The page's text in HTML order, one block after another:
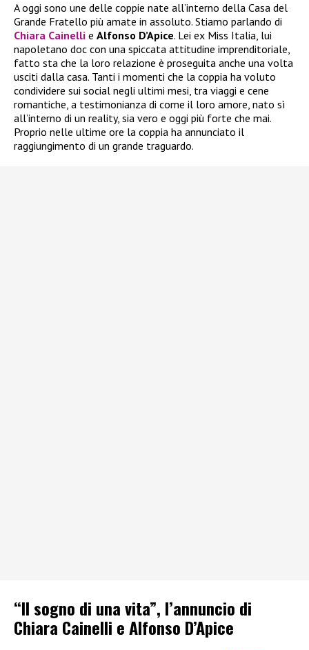
A oggi sono une delle coppie nate all’interno della Casa del
Grande Fratello più amate in assoluto. Stiamo parlando di
Chiara Cainelli e Alfonso D’Apice. Lei ex Miss Italia, lui
napoletano doc con una spiccata attitudine imprenditoriale,
fatto sta che la loro relazione è proseguita anche una volta
usciti dalla casa. Tanti i momenti che la coppia ha voluto
condividere sui social negli ultimi mesi, tra viaggi e cene
romantiche, a testimonianza di come il loro amore, nato sì
all’interno di un reality, sia vero e oggi più forte che mai.
Proprio nelle ultime ore la coppia ha annunciato il
raggiungimento di un grande traguardo.
“Il sogno di una vita”, l’annuncio di
Chiara Cainelli e Alfonso D’Apice